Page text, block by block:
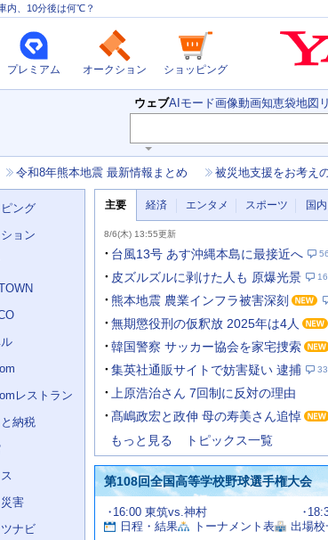
内、10分後は何℃？
プレミアム オークション ショッピング
検
索
ウェブAIモード画像動画知恵袋地図
ワ
ー
力
補
助
を
開
く
令和8年熊本地震 最新情報まとめ 被災地支援をお考え
ング
ョン
レストラン
納税
害
ナビ
ュ
ス
主要 経済 エンタメ スポーツ 国内
要
ニ
ー
8/6(木) 13:55更新
台風13号 あす沖縄本島に最接近へ 56
皮ズルズルに剥けた人も 原爆光景
熊本地震 農業インフラ被害深刻
無期懲役刑の仮釈放 2025年は4人
韓国警察 サッカー協会を家宅捜索
集英社通販サイトで妨害疑い 逮捕
上原浩治さん 7回制に反対の理由
髙嶋政宏と政伸 母の寿美さん追悼
もっと見る トピックス一覧
第108回全国高等学校野球選手権大会
試
合
情
16:00 東筑vs.神村
日程・結果
トーナメント表 出場校
お
す